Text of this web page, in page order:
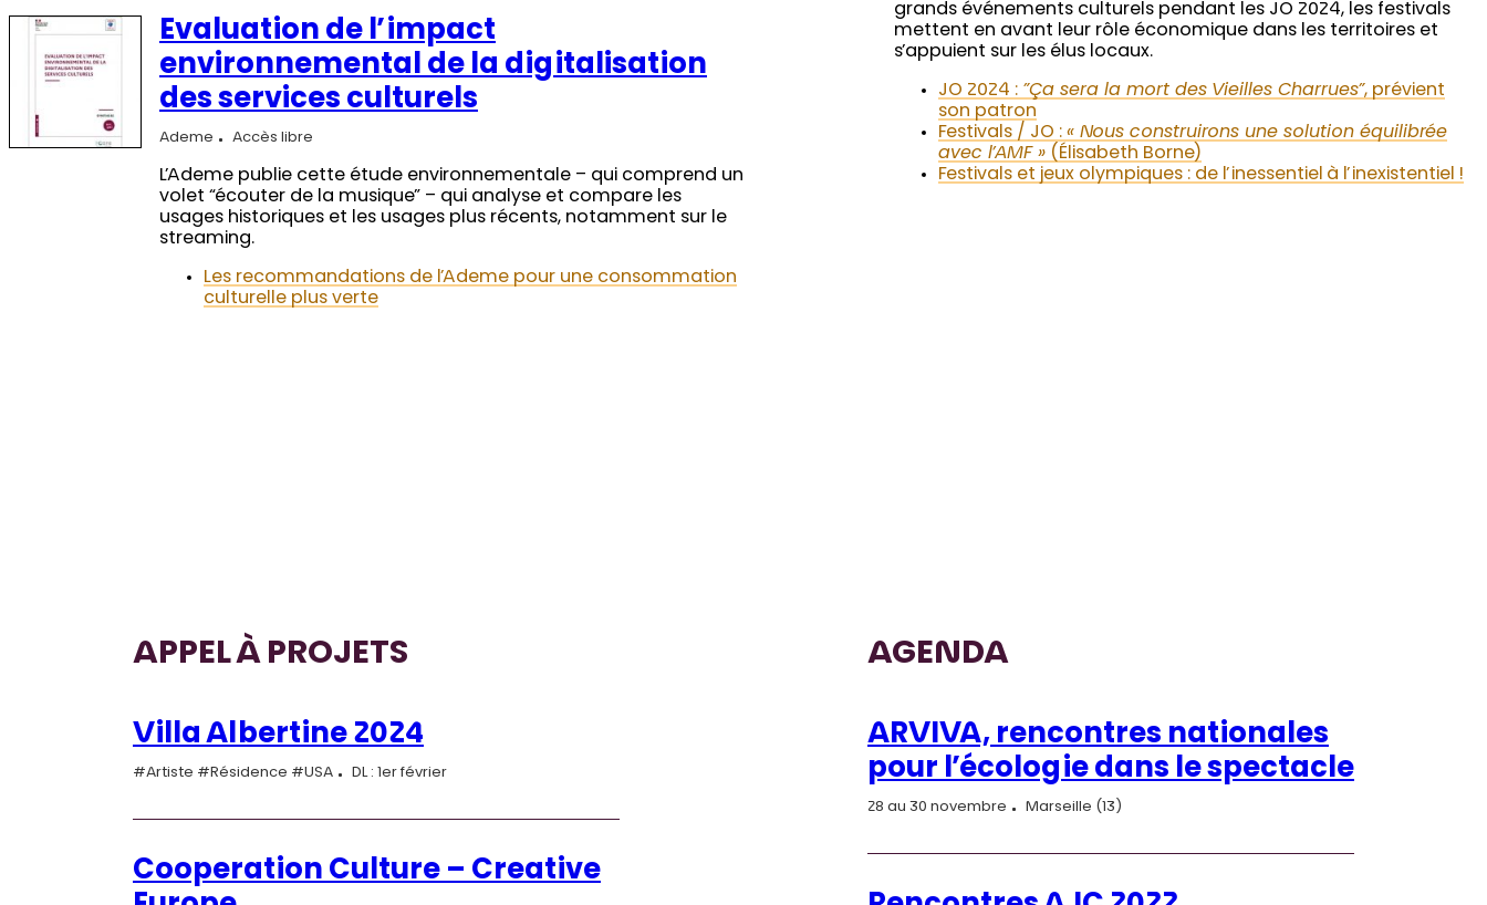
Evaluation de l’impact
environnemental de la digitalisation
des services culturels
Ademe Accès libre
L’Ademe publie cette étude environnementale – qui comprend un
volet “écouter de la musique” – qui analyse et compare les
usages historiques et les usages plus récents, notamment sur le
streaming.
Les recommandations de l’Ademe pour une consommation
culturelle plus verte
grands événements culturels pendant les JO 2024, les festivals
mettent en avant leur rôle économique dans les territoires et
s’appuient sur les élus locaux.
JO 2024 : ”Ça sera la mort des Vieilles Charrues”, prévient
son patron
Festivals / JO : « Nous construirons une solution équilibrée
avec l’AMF » (Élisabeth Borne)
Festivals et jeux olympiques : de l’inessentiel à l’inexistentiel !
APPEL À PROJETS
Villa Albertine 2024
#Artiste #Résidence #USA DL : 1er février
Cooperation Culture – Creative
AGENDA
ARVIVA, rencontres nationales
pour l’écologie dans le spectacle
28 au 30 novembre Marseille (13)